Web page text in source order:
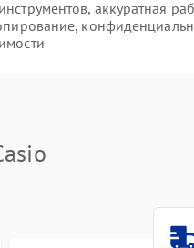
аккуратная